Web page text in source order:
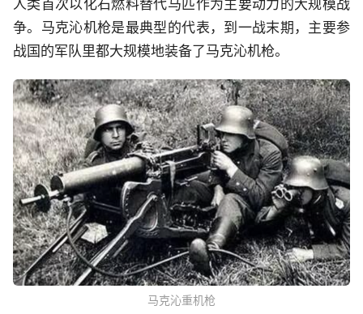
人类首次以化石燃料替代马匹作为主要动力的大规模战
争。马克沁机枪是最典型的代表，到一战末期，主要参
战国的军队里都大规模地装备了马克沁机枪。
马克沁重机枪